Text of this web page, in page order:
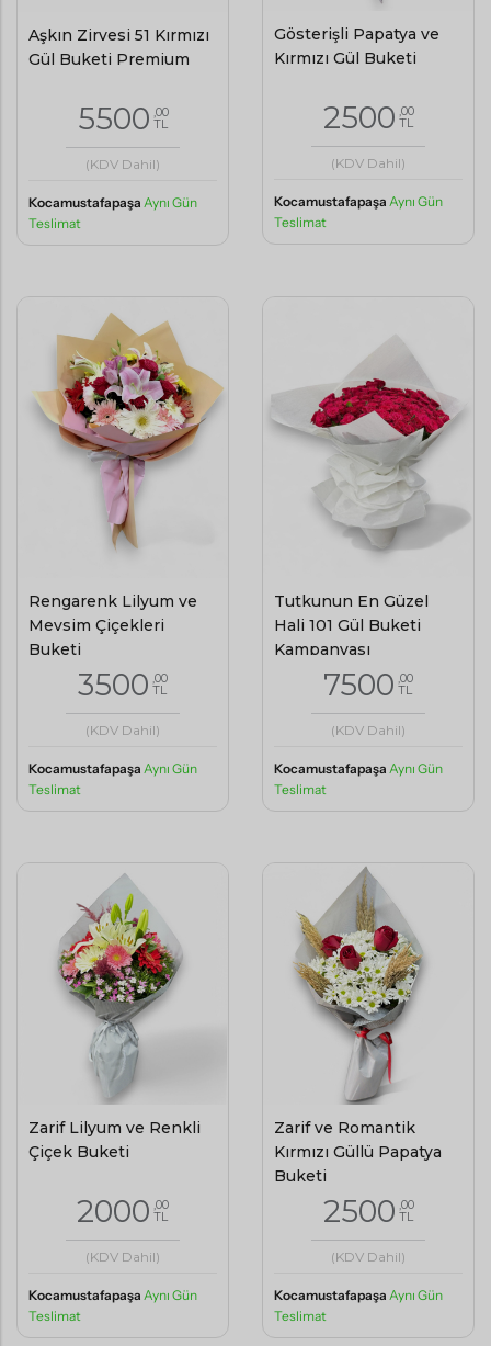
Aşkın Zirvesi 51 Kırmızı
Gül Buketi Premium
5500 ,00
TL
(KDV Dahil)
Kocamustafapaşa Aynı Gün
Teslimat
Gösterişli Papatya ve
Kırmızı Gül Buketi
2500 ,00
TL
(KDV Dahil)
Kocamustafapaşa Aynı Gün
Teslimat
Rengarenk Lilyum ve
Mevsim Çiçekleri
Buketi
3500 ,00
TL
(KDV Dahil)
Kocamustafapaşa Aynı Gün
Teslimat
Tutkunun En Güzel
Hali 101 Gül Buketi
Kampanyası
7500 ,00
TL
(KDV Dahil)
Kocamustafapaşa Aynı Gün
Teslimat
Zarif Lilyum ve Renkli
Çiçek Buketi
2000 ,00
TL
(KDV Dahil)
Kocamustafapaşa Aynı Gün
Teslimat
Zarif ve Romantik
Kırmızı Güllü Papatya
Buketi
2500 ,00
TL
(KDV Dahil)
Kocamustafapaşa Aynı Gün
Teslimat